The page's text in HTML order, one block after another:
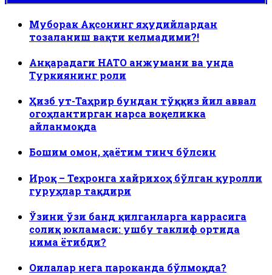
Муборак Ақсонинг яҳудийлардан
тозаланиш вақти келмадими?!
Анқарадаги НАТО анжумани ва унда
Туркиянинг роли
Ҳизб ут-Таҳрир бундан тўққиз йил аввал
огоҳлантирган нарса воқеликка
айланмоқда
Бошим омон, ҳаётим тинч бўлсин
Ироқ – Теҳронга хайрихоҳ бўлган қуролли
гуруҳлар тақдири
Ўзини ўзи банд қилганларга каррасига
солиқ юкламаси: ушбу таклиф ортида
нима ётибди?
Оилалар нега пароканда бўлмоқда?